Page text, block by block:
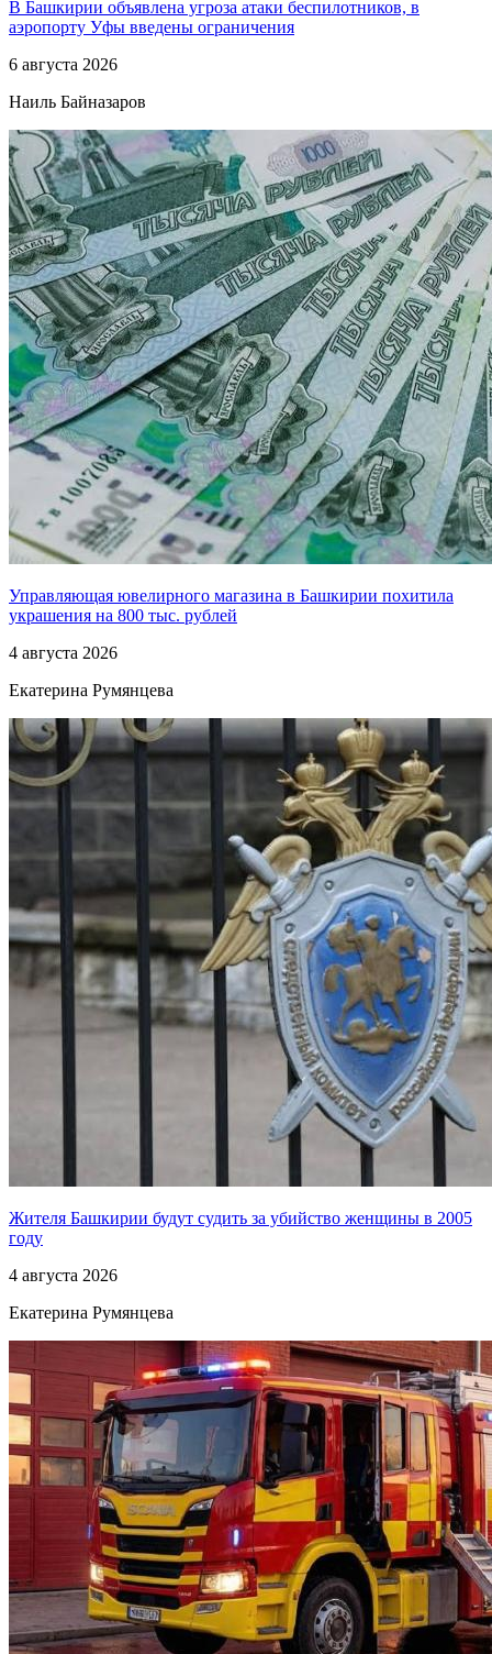
В Башкирии объявлена угроза атаки беспилотников, в
аэропорту Уфы введены ограничения
6 августа 2026
Наиль Байназаров
Управляющая ювелирного магазина в Башкирии похитила
украшения на 800 тыс. рублей
4 августа 2026
Екатерина Румянцева
Жителя Башкирии будут судить за убийство женщины в 2005
году
4 августа 2026
Екатерина Румянцева